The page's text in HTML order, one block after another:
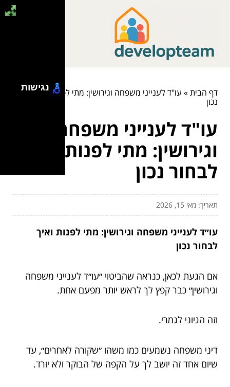
דף הבית» עו"ד לענייני משפחה וגירושין: מתי לפנות ואיך לבחור
נכון
עו"ד לענייני משפחה
וגירושין: מתי לפנות ואיך
לבחור נכון
תאריך: מאי 15, 2026
עו״ד לענייני משפחה וגירושין: מתי לפנות ואיך
לבחור נכון
אם הגעת לכאן, כנראה שהביטוי ״עו״ד לענייני משפחה
וגירושין״ כבר קפץ לך לראש יותר מפעם אחת.
וזה הגיוני לגמרי.
דיני משפחה נשמעים כמו משהו ״שקורה לאחרים״, עד
שיום אחד זה יושב לך על הקפה של הבוקר ולא יורד.
נגישות